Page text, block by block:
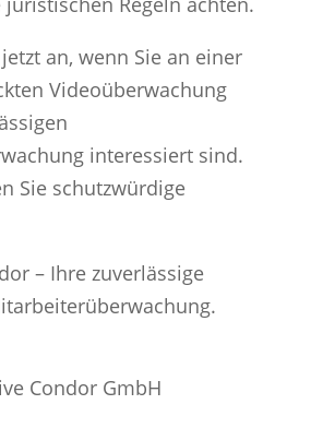
an, wenn Sie an einer
Videoüberwachung
interessiert sind.
Sie schutzwürdige
– Ihre zuverlässige